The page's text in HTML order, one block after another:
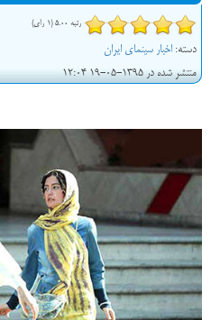
رتبه 5.00 (1 رای)
دسته: اخبار سینمای ایران
منتشر شده در 1395-05-19 12:04